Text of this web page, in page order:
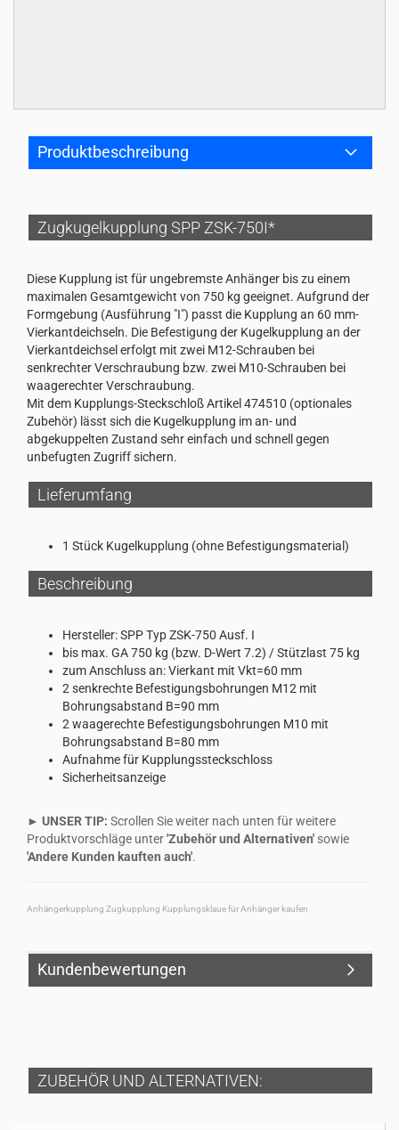
Produktbeschreibung
Zugkugelkupplung SPP ZSK-750I*
Diese Kupplung ist für ungebremste Anhänger bis zu einem
maximalen Gesamtgewicht von 750 kg geeignet. Aufgrund der
Formgebung (Ausführung "I") passt die Kupplung an 60 mm-
Vierkantdeichseln. Die Befestigung der Kugelkupplung an der
Vierkantdeichsel erfolgt mit zwei M12-Schrauben bei
senkrechter Verschraubung bzw. zwei M10-Schrauben bei
waagerechter Verschraubung.
Mit dem Kupplungs-Steckschloß Artikel 474510 (optionales
Zubehör) lässt sich die Kugelkupplung im an- und
abgekuppelten Zustand sehr einfach und schnell gegen
unbefugten Zugriff sichern.
Lieferumfang
1 Stück Kugelkupplung (ohne Befestigungsmaterial)
Beschreibung
Hersteller: SPP Typ ZSK-750 Ausf. I
bis max. GA 750 kg (bzw. D-Wert 7.2) / Stützlast 75 kg
zum Anschluss an: Vierkant mit Vkt=60 mm
2 senkrechte Befestigungsbohrungen M12 mit
Bohrungsabstand B=90 mm
2 waagerechte Befestigungsbohrungen M10 mit
Bohrungsabstand B=80 mm
Aufnahme für Kupplungssteckschloss
Sicherheitsanzeige
► UNSER TIP: Scrollen Sie weiter nach unten für weitere
Produktvorschläge unter'Zubehör und Alternativen' sowie
'Andere Kunden kauften auch'.
Anhängerkupplung Zugkupplung Kupplungsklaue für Anhänger kaufen
Kundenbewertungen
ZUBEHÖR UND ALTERNATIVEN: